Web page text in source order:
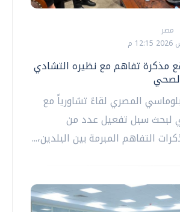
مصر
مذكرة تفاهم مع نظيره التشادي
المصري لقاءً تشاورياً مع
لبحث سبل تفعيل عدد من
التفاهم المبرمة بين البلدين،...